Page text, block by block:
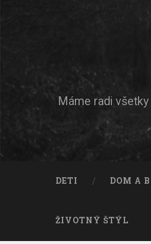
Máme radi
DETI DOM A
ŽIVOTNÝ ŠTÝL